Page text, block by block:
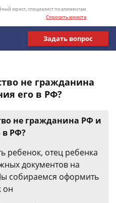
юрист, специалист по алиментам
Спросить юриста
Задать вопрос
не гражданина
его в РФ?
не гражданина РФ и
в РФ?
ребенок, отец ребенка
документов на
собираемся оформить
он